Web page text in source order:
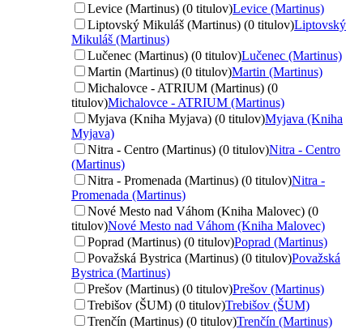
Levice (Martinus) (0 titulov)Levice (Martinus)
Liptovský Mikuláš (Martinus) (0 titulov)Liptovský
Mikuláš (Martinus)
Lučenec (Martinus) (0 titulov)Lučenec (Martinus)
Martin (Martinus) (0 titulov)Martin (Martinus)
Michalovce - ATRIUM (Martinus) (0
titulov)Michalovce - ATRIUM (Martinus)
Myjava (Kniha Myjava) (0 titulov)Myjava (Kniha
Myjava)
Nitra - Centro (Martinus) (0 titulov)Nitra - Centro
(Martinus)
Nitra - Promenada (Martinus) (0 titulov)Nitra -
Promenada (Martinus)
Nové Mesto nad Váhom (Kniha Malovec) (0
titulov)Nové Mesto nad Váhom (Kniha Malovec)
Poprad (Martinus) (0 titulov)Poprad (Martinus)
Považská Bystrica (Martinus) (0 titulov)Považská
Bystrica (Martinus)
Prešov (Martinus) (0 titulov)Prešov (Martinus)
Trebišov (ŠUM) (0 titulov)Trebišov (ŠUM)
Trenčín (Martinus) (0 titulov)Trenčín (Martinus)